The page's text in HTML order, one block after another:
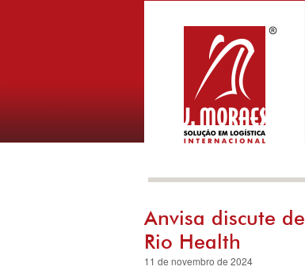
Anvisa discute
Rio Health
11 de novembro de 2024